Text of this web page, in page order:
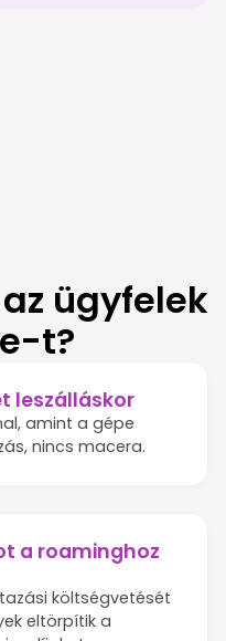
ügyfelek
t?
leszálláskor
amint a gépe
nincs macera.
a roaminghoz
költségvetését
eltörpítik a